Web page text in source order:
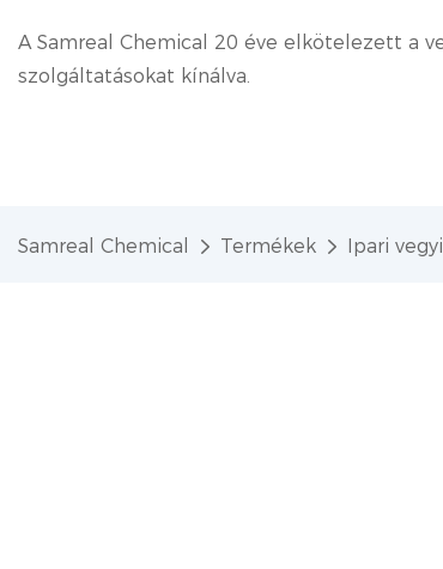
A Samreal Chemical 20 éve elkötelezett a
szolgáltatásokat kínálva.
Samreal Chemical Termékek Ipari